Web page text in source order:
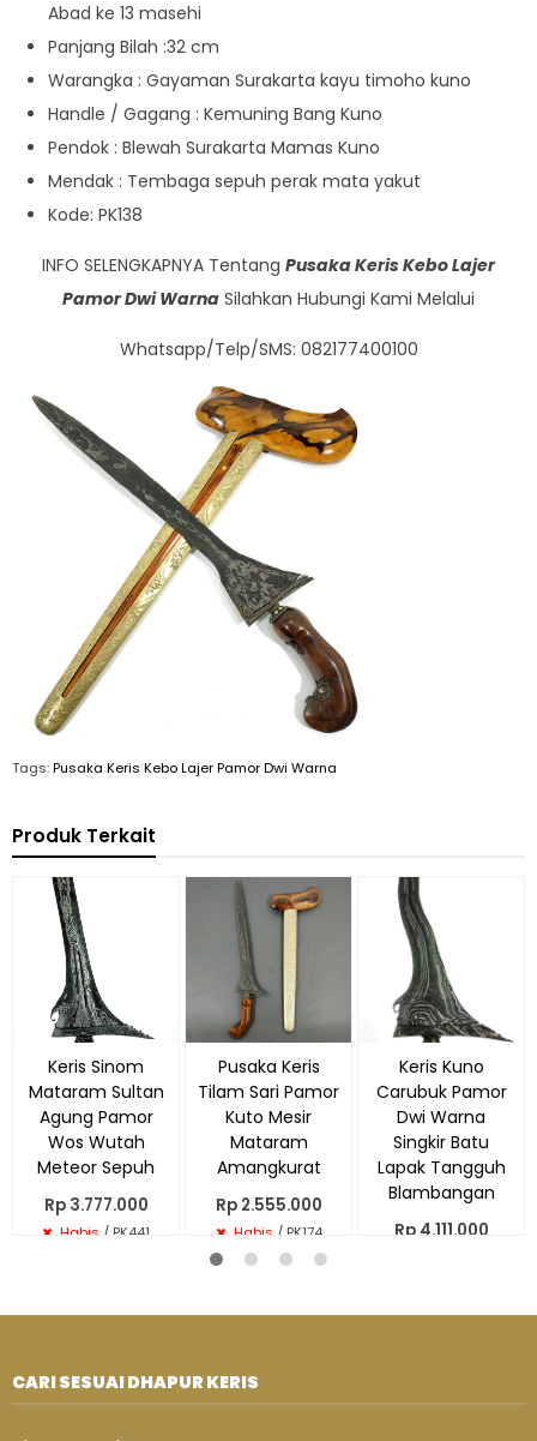
Abad ke 13 masehi
Panjang Bilah :32 cm
Warangka : Gayaman Surakarta kayu timoho kuno
Handle / Gagang : Kemuning Bang Kuno
Pendok : Blewah Surakarta Mamas Kuno
Mendak : Tembaga sepuh perak mata yakut
Kode: PK138
INFO SELENGKAPNYA Tentang Pusaka Keris Kebo Lajer
Pamor Dwi Warna Silahkan Hubungi Kami Melalui
Whatsapp/Telp/SMS: 082177400100
Tags:Pusaka Keris Kebo Lajer Pamor Dwi Warna
Produk Terkait
Keris Sinom
Mataram Sultan
Agung Pamor
Wos Wutah
Meteor Sepuh
Rp 3.777.000
Habis / PK441
Pusaka Keris
Tilam Sari Pamor
Kuto Mesir
Mataram
Amangkurat
Rp 2.555.000
Habis / PK174
Keris Kuno
Carubuk Pamor
Dwi Warna
Singkir Batu
Lapak Tangguh
Blambangan
Rp 4.111.000
CARI SESUAI DHAPUR KERIS